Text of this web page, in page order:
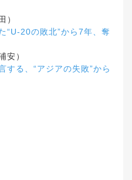
）
“U-20の敗北”から7年、奪
安）
する、“アジアの失敗”から